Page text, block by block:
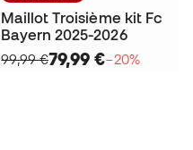
Maillot Troisième kit Fc
Bayern 2025-2026
99,99 €79,99 €−20%